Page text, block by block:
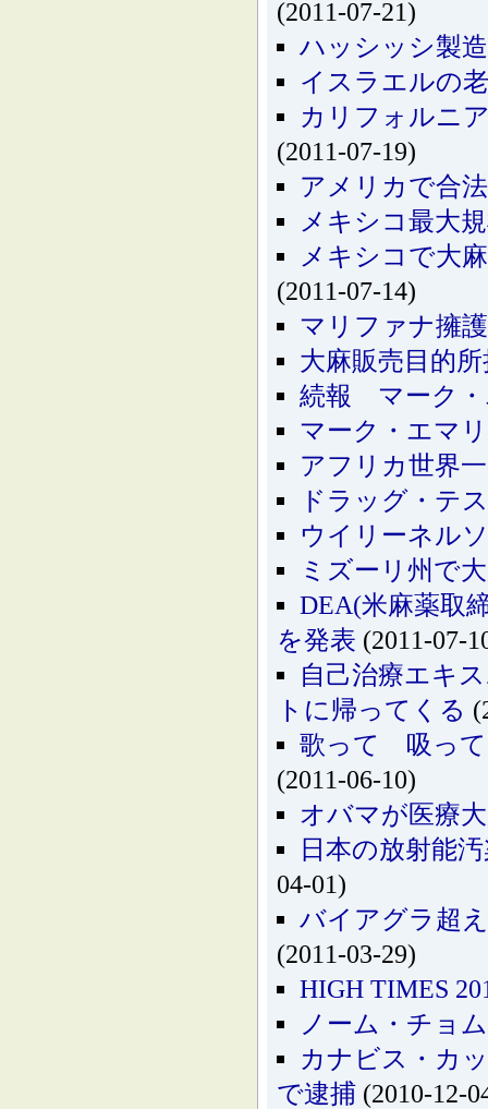
(2011-07-21)
ハッシッシ製
イスラエルの
カリフォルニ
(2011-07-19)
アメリカで合
メキシコ最大
メキシコで大
(2011-07-14)
マリファナ擁
大麻販売目的
続報 マーク・
マーク・エマ
アフリカ世界
ドラッグ・テ
ウイリーネル
ミズーリ州で
DEA(米麻薬取
を発表 (2011-07-
自己治療エキ
トに帰ってくる
歌って 吸って
(2011-06-10)
オバマが医療
日本の放射能
04-01)
バイアグラ超
(2011-03-29)
HIGH TIMES
ノーム・チョ
カナビス・カ
で逮捕 (2010-12-